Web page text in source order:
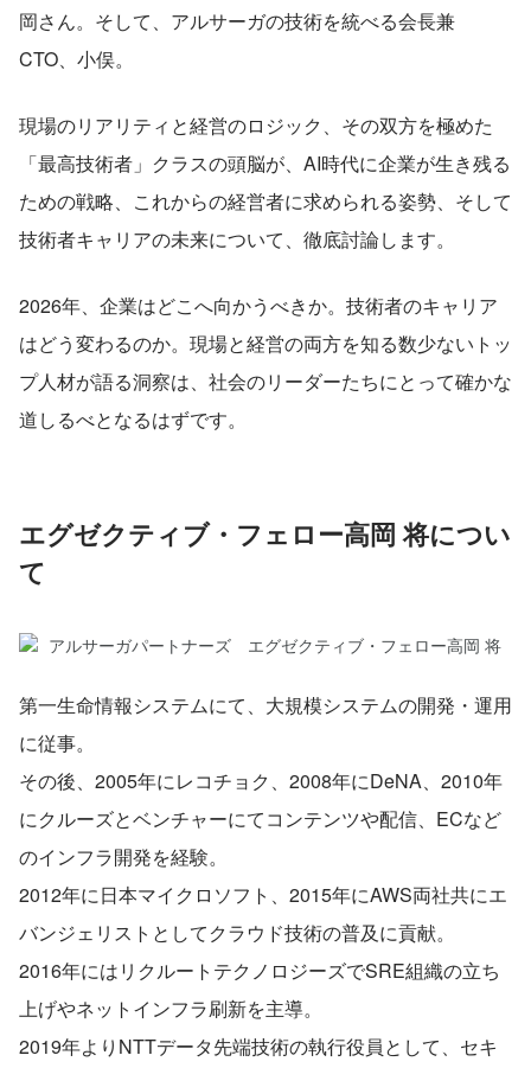
岡さん。そして、アルサーガの技術を統べる会長兼
CTO、小俣。
現場のリアリティと経営のロジック、その双方を極めた
「最高技術者」クラスの頭脳が、AI時代に企業が生き残る
ための戦略、これからの経営者に求められる姿勢、そして
技術者キャリアの未来について、徹底討論します。
2026年、企業はどこへ向かうべきか。技術者のキャリア
はどう変わるのか。現場と経営の両方を知る数少ないトッ
プ人材が語る洞察は、社会のリーダーたちにとって確かな
道しるべとなるはずです。
エグゼクティブ・フェロー高岡 将につい
て
第一生命情報システムにて、大規模システムの開発・運用
に従事。
その後、2005年にレコチョク、2008年にDeNA、2010年
にクルーズとベンチャーにてコンテンツや配信、ECなど
のインフラ開発を経験。
2012年に日本マイクロソフト、2015年にAWS両社共にエ
バンジェリストとしてクラウド技術の普及に貢献。
2016年にはリクルートテクノロジーズでSRE組織の立ち
上げやネットインフラ刷新を主導。
2019年よりNTTデータ先端技術の執行役員として、セキ